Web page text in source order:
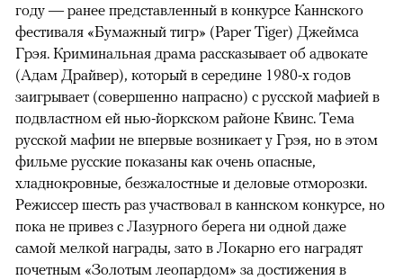
году — ранее представленный в конкурсе Каннского
фестиваля «Бумажный тигр» (Paper Tiger) Джеймса
Грэя. Криминальная драма рассказывает об адвокате
(Адам Драйвер), который в середине 1980-х годов
заигрывает (совершенно напрасно) с русской мафией в
подвластном ей нью-йоркском районе Квинс. Тема
русской мафии не впервые возникает у Грэя, но в этом
фильме русские показаны как очень опасные,
хладнокровные, безжалостные и деловые отморозки.
Режиссер шесть раз участвовал в каннском конкурсе, но
пока не привез с Лазурного берега ни одной даже
самой мелкой награды, зато в Локарно его наградят
почетным «Золотым леопардом» за достижения в